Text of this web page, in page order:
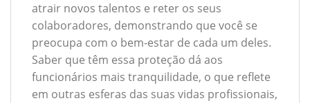
atrair novos talentos e reter os seus
colaboradores, demonstrando que você se
preocupa com o bem-estar de cada um deles.
Saber que têm essa proteção dá aos
funcionários mais tranquilidade, o que reflete
em outras esferas das suas vidas profissionais,